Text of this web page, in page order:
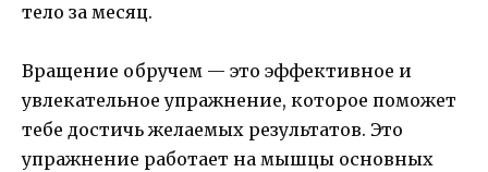
тело за месяц.
Вращение обручем — это эффективное и
увлекательное упражнение, которое поможет
тебе достичь желаемых результатов. Это
упражнение работает на мышцы основных